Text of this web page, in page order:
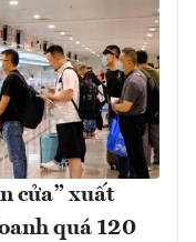
cửa” xuất
quá 120